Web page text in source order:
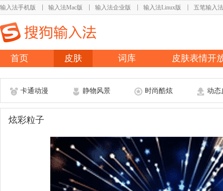
输入法手机版 输入法Mac版 输入法企业版 输入法Linux版 五笔输入法
首页 皮肤 词库 皮肤表情开
卡通动漫 静物风景 时尚酷炫 动态
炫彩粒子